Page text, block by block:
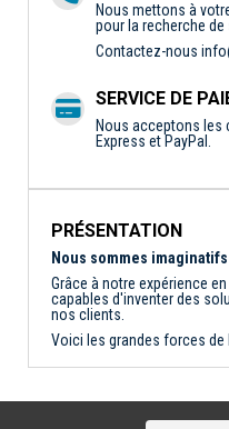
Nous mettons à
pour la recherche
Contactez-nous
SERVICE DE
Nous acceptons les
Express et PayPal.
PRÉSENTATION
Nous sommes imaginatifs
Grâce à notre expérience
capables d'inventer des
nos clients.
Voici les grandes forces de